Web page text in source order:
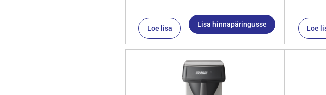
Loe lisa Lisa hinnapäringusse Loe